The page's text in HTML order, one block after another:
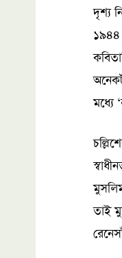
দৃশ্য
১৯৪৪
মধ্যে
তাই